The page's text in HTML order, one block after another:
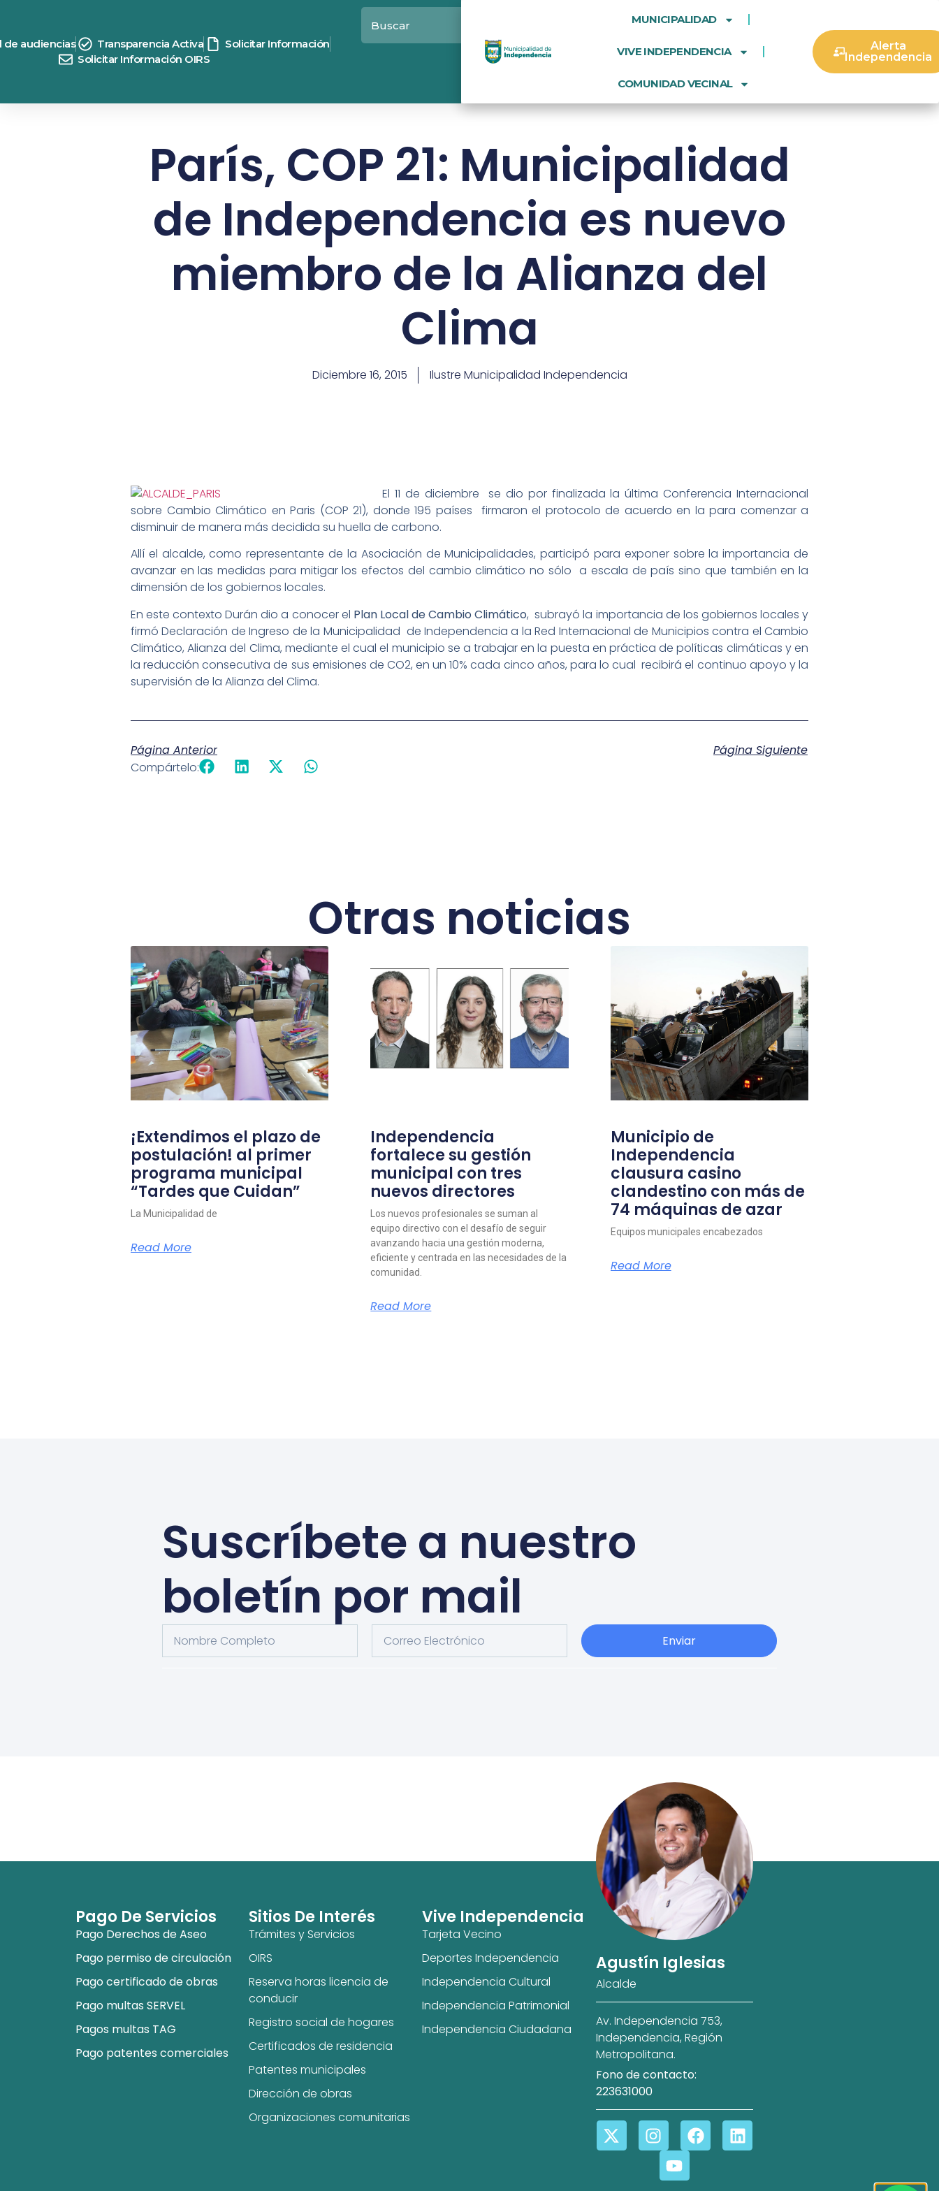
de audiencias Transparencia Activa
Solicitar Información
Solicitar Información OIRS
MUNICIPALIDAD
VIVE INDEPENDENCIA
COMUNIDAD VECINAL
Alerta
Independencia
París, COP 21: Municipalidad
de Independencia es nuevo
miembro de la Alianza del
Clima
Diciembre 16, 2015 Ilustre Municipalidad Independencia
El 11 de diciembre se dio por finalizada la última Conferencia Internacional
sobre Cambio Climático en Paris (COP 21), donde 195 países firmaron el protocolo de acuerdo en la para comenzar a
disminuir de manera más decidida su huella de carbono.
Allí el alcalde, como representante de la Asociación de Municipalidades, participó para exponer sobre la importancia de
avanzar en las medidas para mitigar los efectos del cambio climático no sólo a escala de país sino que también en la
dimensión de los gobiernos locales.
En este contexto Durán dio a conocer el Plan Local de Cambio Climático, subrayó la importancia de los gobiernos locales y
firmó Declaración de Ingreso de la Municipalidad de Independencia a la Red Internacional de Municipios contra el Cambio
Climático, Alianza del Clima, mediante el cual el municipio se a trabajar en la puesta en práctica de políticas climáticas y en
la reducción consecutiva de sus emisiones de CO2, en un 10% cada cinco años, para lo cual recibirá el continuo apoyo y la
supervisión de la Alianza del Clima.
Página Anterior
Página Siguiente
Compártelo:
Otras noticias
¡Extendimos el plazo de
postulación! al primer
programa municipal
“Tardes que Cuidan”
La Municipalidad de
Read More
Independencia
fortalece su gestión
municipal con tres
nuevos directores
Los nuevos profesionales se suman al
equipo directivo con el desafío de seguir
avanzando hacia una gestión moderna,
eficiente y centrada en las necesidades de la
comunidad.
Read More
Municipio de
Independencia
clausura casino
clandestino con más de
74 máquinas de azar
Equipos municipales encabezados
Read More
Suscríbete a nuestro
boletín por mail
Enviar
Pago De Servicios
Pago Derechos de Aseo
Pago permiso de circulación
Pago certificado de obras
Pago multas SERVEL
Pagos multas TAG
Pago patentes comerciales
Sitios De Interés
Trámites y Servicios
OIRS
Reserva horas licencia de
conducir
Registro social de hogares
Certificados de residencia
Patentes municipales
Dirección de obras
Organizaciones comunitarias
Vive Independencia
Tarjeta Vecino
Deportes Independencia
Independencia Cultural
Independencia Patrimonial
Independencia Ciudadana
Agustín Iglesias
Alcalde
Av. Independencia 753,
Independencia, Región
Metropolitana.
Fono de contacto:
223631000